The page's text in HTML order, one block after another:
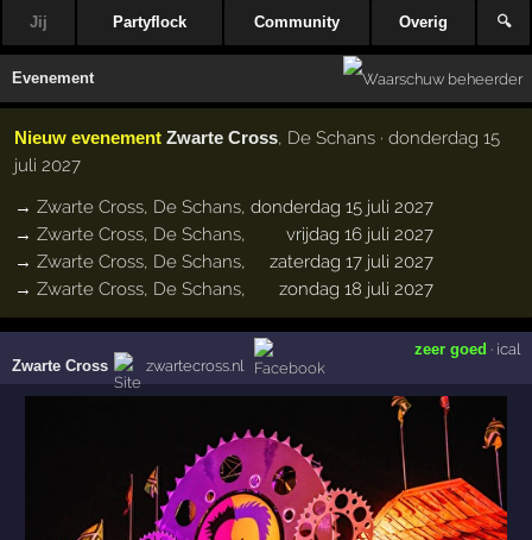
Jij Partyflock Community Overig 🔍
Evenement
Nieuw evenement Zwarte Cross, De Schans · donderdag 15
juli 2027
→Zwarte Cross, De Schans,donderdag 15 juli 2027
→Zwarte Cross, De Schans,
vrijdag 16 juli 2027
→Zwarte Cross, De Schans,
zaterdag 17 juli 2027
→Zwarte Cross, De Schans, zondag 18 juli 2027
Zwarte Cross zwartecross.nl
zeer goed · ical